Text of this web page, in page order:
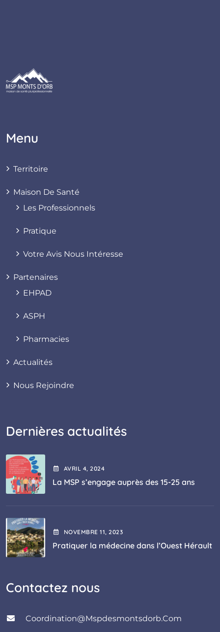
Menu
Territoire
Maison De Santé
Les Professionnels
Pratique
Votre Avis Nous Intéresse
Partenaires
EHPAD
ASPH
Pharmacies
Actualités
Nous Rejoindre
Dernières actualités
AVRIL 4, 2024
La MSP s’engage auprès des 15-25 ans
NOVEMBRE11, 2023
Pratiquer la médecine dans l’Ouest Hérault
Contactez nous
Coordination@mspdesmontsdorb.com